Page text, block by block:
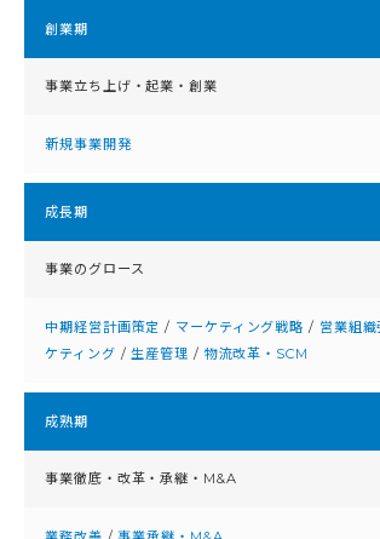
創業期
事業立ち上げ・起業・創業
新規事業開発
成⻑期
事業のグロース
中期経営計画策定 / マーケティング戦略 / 営業組織
ケティング /生産管理 / 物流改革・SCM
成熟期
事業徹底・改⾰・承継・M&A